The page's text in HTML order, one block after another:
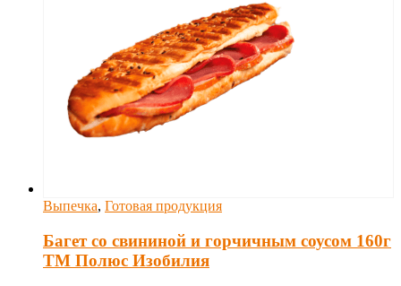
Выпечка, Готовая продукция
Багет со свининой и горчичным соусом 160г
ТМ Полюс Изобилия